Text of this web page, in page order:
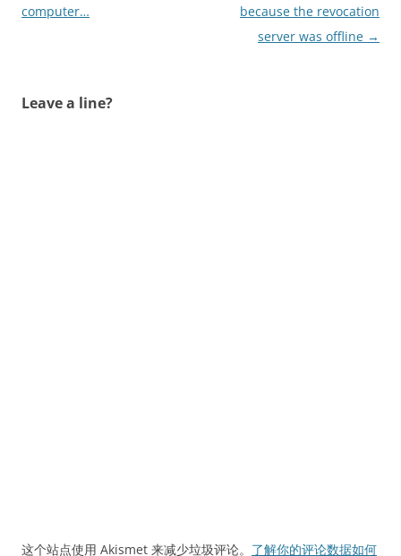
导
computer…
because the revocation
server was offline →
Leave a line?
这个站点使用 Akismet 来减少垃圾评论。 了解你的评论数据如何